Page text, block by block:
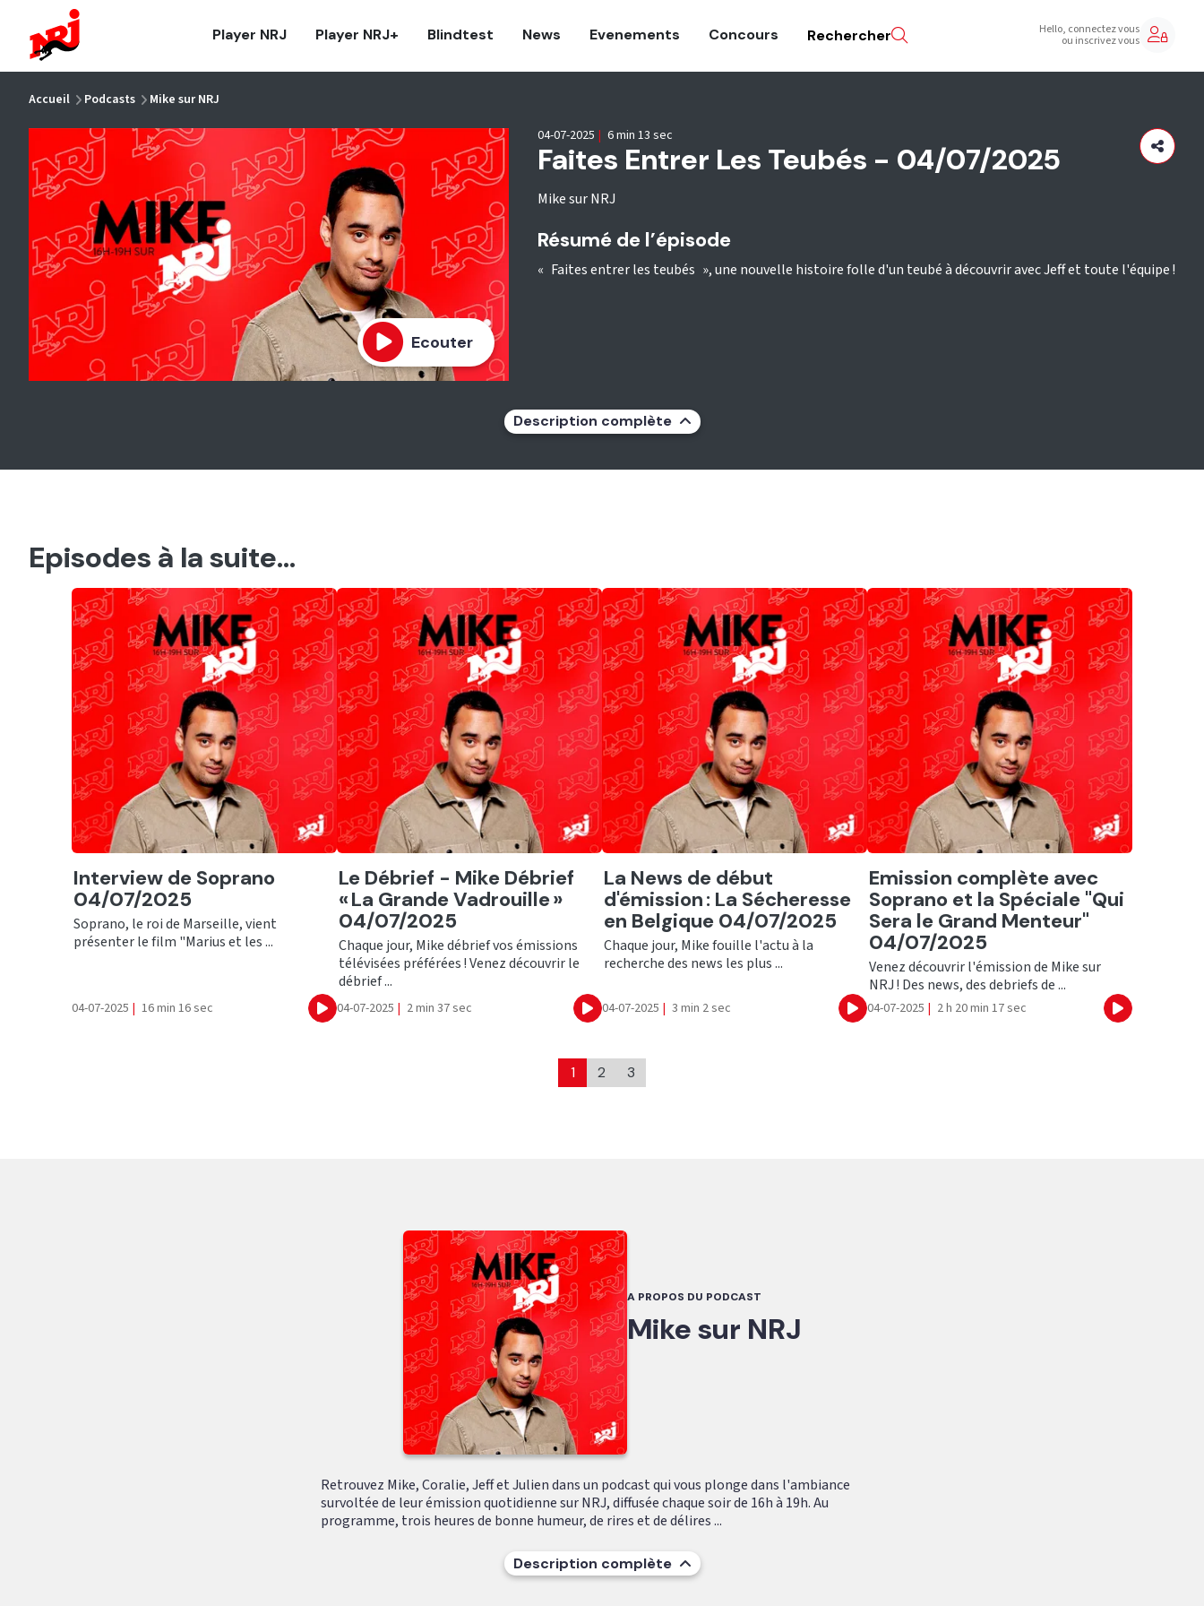
Player NRJ Player NRJ+ Blindtest News Evenements Concours Rechercher Hello, connectez vous
ou inscrivez vous
Accueil Podcasts Mike sur NRJ
Ecouter
Faites Entrer Les Teubés - 04/07/2025
Mike sur NRJ
04-07-2025 | 6 min 13 sec
Résumé de l’épisode
« Faites entrer les teubés », une nouvelle histoire folle d'un teubé à découvrir avec Jeff et toute l'équipe !
Description complète
Episodes à la suite...
Ecouter
Interview de Soprano
04/07/2025
Soprano, le roi de Marseille, vient
présenter le film "Marius et les ...
04-07-2025 | 16 min 16 sec Ecouter
Ecouter
Le Débrief - Mike Débrief
« La Grande Vadrouille »
04/07/2025
Chaque jour, Mike débrief vos émissions
télévisées préférées ! Venez découvrir le
débrief ...
04-07-2025 | 2 min 37 sec Ecouter
Ecouter
La News de début
d'émission : La Sécheresse
en Belgique 04/07/2025
Chaque jour, Mike fouille l'actu à la
recherche des news les plus ...
04-07-2025 | 3 min 2 sec Ecouter
Ecouter
Emission complète avec
Soprano et la Spéciale "Qui
Sera le Grand Menteur"
04/07/2025
Venez découvrir l'émission de Mike sur
NRJ ! Des news, des debriefs de ...
04-07-2025 | 2 h 20 min 17 sec Ecouter
1 2 3
A PROPOS DU PODCAST
Mike sur NRJ
Retrouvez Mike, Coralie, Jeff et Julien dans un podcast qui vous plonge dans l'ambiance
survoltée de leur émission quotidienne sur NRJ, diffusée chaque soir de 16h à 19h. Au
programme, trois heures de bonne humeur, de rires et de délires ...
Description complète